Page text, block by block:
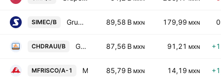
SIMEC/B Grupo SIMEC SAB de CV Class B 89,58 B MXN 179,99 MXN
CHDRAUI/B Grupo Comercial Chedraui SAB de CV Class B 87,56 B MXN 91,21 MXN
MFRISCO/A-1 85,79 B MXN 14,19 MXN